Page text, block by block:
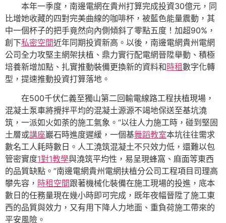
本年一季度，南邊電網在貴州打算完成投資30億元，同
比增她收藏的四對完美曲線的咖啡杯，被藍色能量震動，其
中一個杯子的把手竟然向內側傾斜了零點五度！加超90%，
創下私密空間近年同期投資新高。以後，南邊電網貴州電網
公司全力攻堅主網架扶植、鼎力實行配電網晉陞舉動、積極
培養新增加點、扎實推動裝備更換新的資料和時租數字化轉
型，提速推動投資打算落地。
在500千伏仁義至獨山第二回輸電線路工程扶植現場，
混凝土泵車將攪拌平均的混凝土源源不竭地保送至基坑澆
筑，一派如火如荼的施工氣象。“以往人力施工時，碰到堅固
土層或講座巖石時進度遲緩，一個基舞蹈教室本坑往往需求
數名工人耗時數日。人工澆筑混凝土不只效力低，還難以包
管密實度1對1教學與澆筑平均性，易呈現蜂窩、麻面等東西
的品質缺點。”南邊電網貴州電網扶植分公司工程項目司理高
攀先容， 時租空間跟著機械化裝備在施工現場的投進，底本
數日的任務量現在幾小時即可完成，既年夜幅晉陞了施工東
西的品質與效力，又有用下降人力地面、重負荷施工帶來的
平安風險。